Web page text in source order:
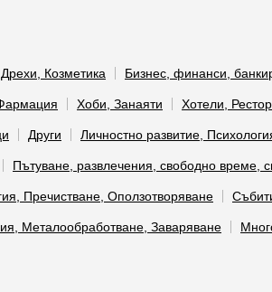
Козметика Бизнес, финанси,
Хоби, Занаяти Хотели,
Други Личностно развитие,
Пътуване, развлечения, свободно време,
Пречистване, Оползотворяване
Металообработване, Заваряване